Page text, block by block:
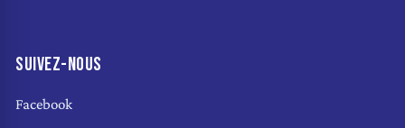
SUIVEZ-NOUS
Facebook